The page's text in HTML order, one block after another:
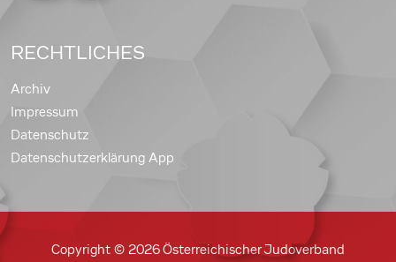
RECHTLICHES
Archiv
Impressum
Datenschutz
Datenschutzerklärung App
Copyright © 2026 Österreichischer Judoverband